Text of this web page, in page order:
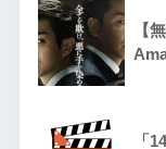
【
「